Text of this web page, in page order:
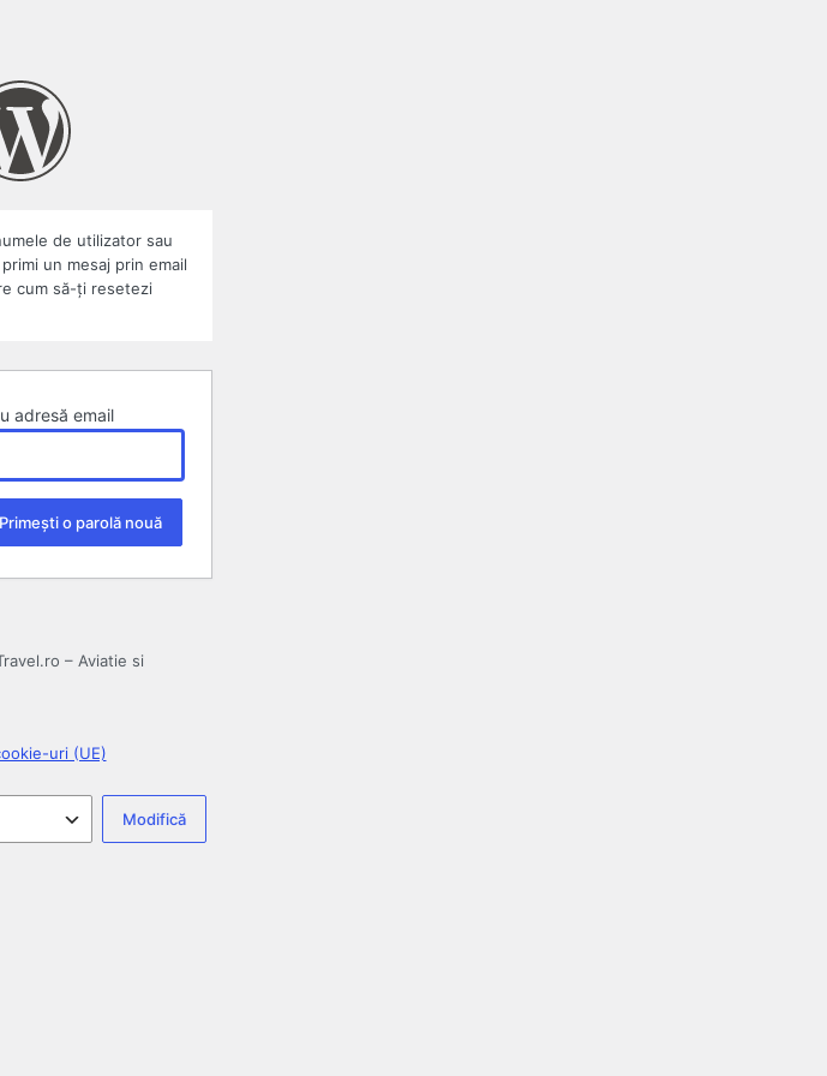
de utilizator sau
un mesaj prin email
cum să-ți resetezi
adresă email
– Aviatie si
uri (UE)